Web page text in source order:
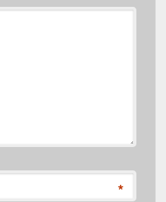
*